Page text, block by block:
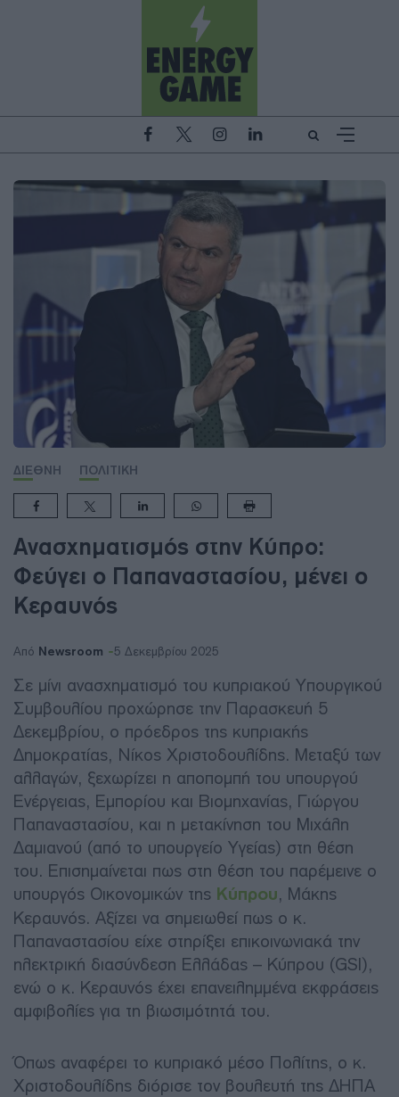
ΔΙΕΘΝΗ ΠΟΛΙΤΙΚΗ
Ανασχηματισμός στην Κύπρο:
Φεύγει ο Παπαναστασίου, μένει ο
Κεραυνός
Από Newsroom 5 Δεκεμβρίου 2025
Σε μίνι ανασχηματισμό του κυπριακού Υπουργικού
Συμβουλίου προχώρησε την Παρασκευή 5
Δεκεμβρίου, ο πρόεδρος της κυπριακής
Δημοκρατίας, Νίκος Χριστοδουλίδης. Μεταξύ των
αλλαγών, ξεχωρίζει η αποπομπή του υπουργού
Ενέργειας, Εμπορίου και Βιομηχανίας, Γιώργου
Παπαναστασίου, και η μετακίνηση του Μιχάλη
Δαμιανού (από το υπουργείο Υγείας) στη θέση
του. Επισημαίνεται πως στη θέση του παρέμεινε ο
υπουργός Οικονομικών της Κύπρου, Μάκης
Κεραυνός. Αξίζει να σημειωθεί πως ο κ.
Παπαναστασίου είχε στηρίξει επικοινωνιακά την
ηλεκτρική διασύνδεση Ελλάδας – Κύπρου (GSI),
ενώ ο κ. Κεραυνός έχει επανειλημμένα εκφράσεις
αμφιβολίες για τη βιωσιμότητά του.
Όπως αναφέρει το κυπριακό μέσο Πολίτης, ο κ.
Χριστοδουλίδης διόρισε τον βουλευτή της ΔΗΠΑ